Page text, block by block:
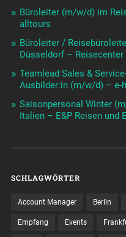
Büroleiter (m/w/d) im
alltours
Büroleiter /
Düsseldorf –
Teamlead Sales &
Ausbilder:in (m/w/d) – e-
Saisonpersonal Winter
Italien – E&P Reisen und
SCHLAGWÖRTER
Account Manager Berlin
Empfang Events